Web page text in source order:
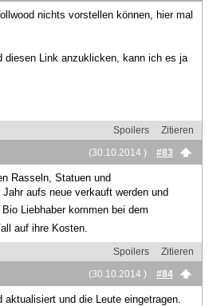
nichts vorstellen können, hier mal
diesen Link anzuklicken, kann ich es ja
Spoilers
Zitieren
(30.10.2014 )
#83
Rasseln, Statuen und
aufs neue verkauft werden und
Bio Liebhaber kommen bei dem
auf ihre Kosten.
Spoilers
Zitieren
(30.10.2014 )
#84
und die Leute eingetragen.